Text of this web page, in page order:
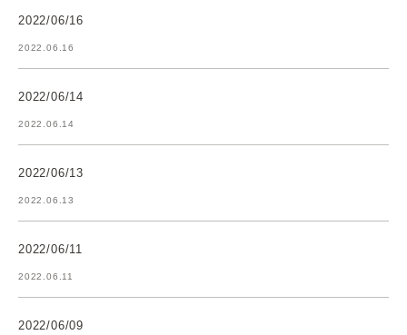
2022/06/16
2022.06.16
2022/06/14
2022.06.14
2022/06/13
2022.06.13
2022/06/11
2022.06.11
2022/06/09